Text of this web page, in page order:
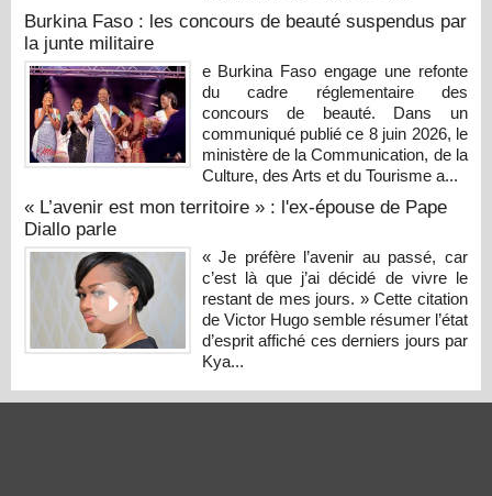
Burkina Faso : les concours de beauté suspendus par
la junte militaire
e Burkina Faso engage une refonte
du cadre réglementaire des
concours de beauté. Dans un
communiqué publié ce 8 juin 2026, le
ministère de la Communication, de la
Culture, des Arts et du Tourisme a...
« L’avenir est mon territoire » : l'ex-épouse de Pape
Diallo parle
« Je préfère l’avenir au passé, car
c’est là que j’ai décidé de vivre le
restant de mes jours. » Cette citation
de Victor Hugo semble résumer l’état
d’esprit affiché ces derniers jours par
Kya...